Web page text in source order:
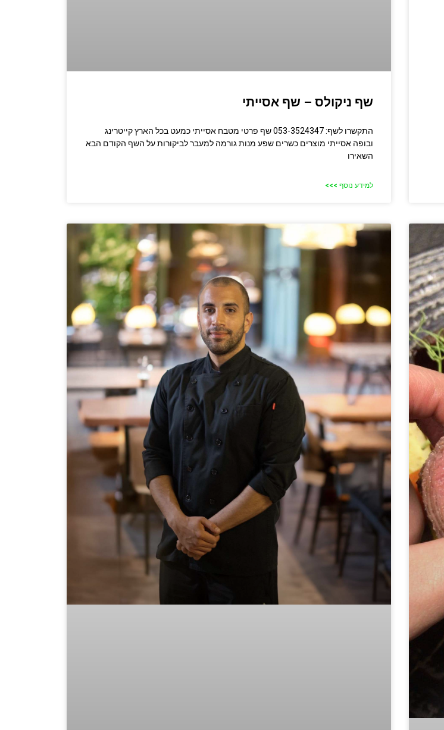
שף ניקולס – שף אסייתי
התקשרו לשף: 053-3524347 שף פרטי מטבח אסייתי כמעט בכל הארץ קייטרינג
ובופה אסייתי מוצרים כשרים שפע מנות גורמה למעבר לביקורות על השף הקודם הבא
השאירו
למידע נוסף >>>